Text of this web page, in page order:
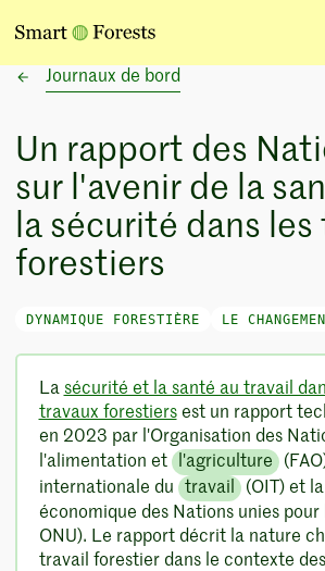
Journaux de bord
Un rapport des
sur l'avenir de la
la sécurité dans les
forestiers
DYNAMIQUE FORESTIÈRE LE
La sécurité et la santé au travail
travaux forestiersest un rapport
en 2023 par l'Organisation des
l'alimentation et
l'agriculture
internationale du
travail
(OIT) et la
économique des Nations unies pour
ONU). Le rapport décrit la nature
travail forestier dans le contexte